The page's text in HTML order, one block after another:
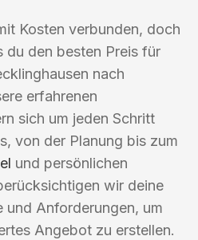
Kosten verbunden, doch
du den besten Preis für
nach
erfahrenen
sich um jeden Schritt
von der Planung bis zum
und persönlichen
wir deine
und Anforderungen, um
Angebot zu erstellen.